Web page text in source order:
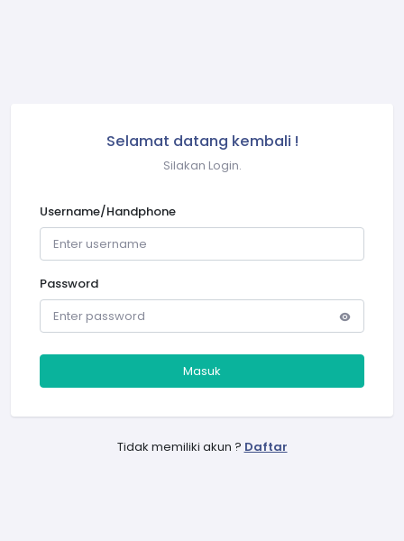
Selamat datang kembali !
Silakan Login.
Username/Handphone
Password
Masuk
Tidak memiliki akun ? Daftar